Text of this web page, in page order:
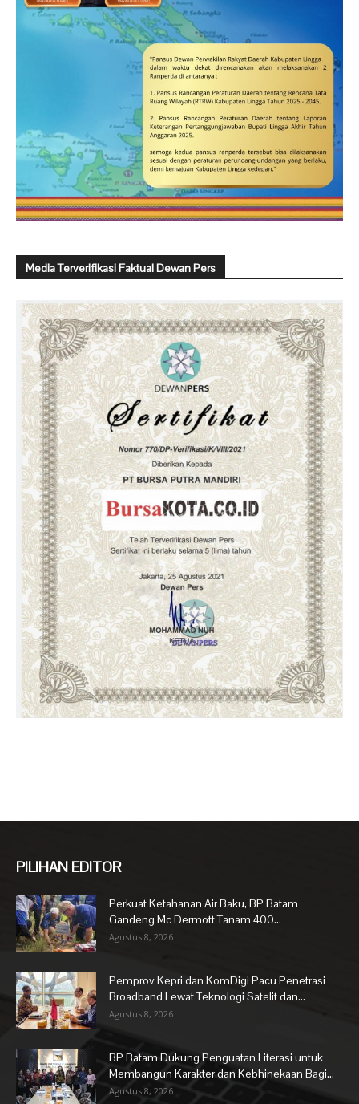
Media Terverifikasi Faktual Dewan Pers
PILIHAN EDITOR
Perkuat Ketahanan Air Baku, BP Batam
Gandeng Mc Dermott Tanam 400...
Agustus 8, 2026
Pemprov Kepri dan KomDigi Pacu Penetrasi
Broadband Lewat Teknologi Satelit dan...
Agustus 8, 2026
BP Batam Dukung Penguatan Literasi untuk
Membangun Karakter dan Kebhinekaan Bagi...
Agustus 8, 2026